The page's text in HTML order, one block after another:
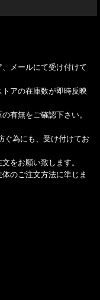
メールにて受け付けて
アの在庫数が即時反映
有無をご確認下さい。
ぐ為にも、受け付けてお
をお願い致します。
のご注文方法に準じま